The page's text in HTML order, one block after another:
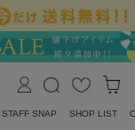
STAFF SNAP SHOP LIST